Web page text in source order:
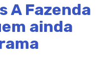
A Fazenda
ainda